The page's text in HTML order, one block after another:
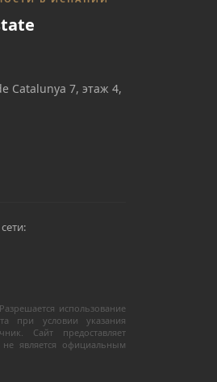
Catalunya 7, этаж 4,
использование
при условии указания
Сайт предоставляет
является официальным